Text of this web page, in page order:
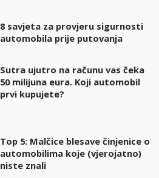
8 savjeta za provjeru sigurnosti
automobila prije putovanja
Sutra ujutro na računu vas čeka
50 milijuna eura. Koji automobil
prvi kupujete?
Top 5: Malčice blesave činjenice o
automobilima koje (vjerojatno)
niste znali